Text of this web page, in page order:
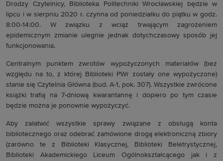
Drodzy Czytelnicy, Biblioteka Politechniki Wrocławskiej będzie w
lipcu i w sierpniu 2020 r. czynna od poniedziałku do piątku w godz.
8:00-14:00. W związku z wciąż trwającym zagrożeniem
epidemicznym zmianie ulegnie jednak dotychczasowy sposób jej
funkcjonowania.
Centralnym punktem zwrotów wypożyczonych materiałów (bez
względu na to, z której Biblioteki PWr zostały one wypożyczone)
stanie się Czytelnia Główna (bud. A-1, pok. 307). Wszystkie zwrócone
książki trafią na 7-dniową kwarantannę i dopiero po tym czasie
będzie można je ponownie wypożyczyć.
Aby załatwić wszystkie sprawy związane z obsługą konta
bibliotecznego oraz odebrać zamówione drogą elektroniczną zbiory
(zarówno te z Biblioteki Klasycznej, Biblioteki Beletrystycznej,
Biblioteki Akademickiego Liceum Ogólnokształcącego jak i z